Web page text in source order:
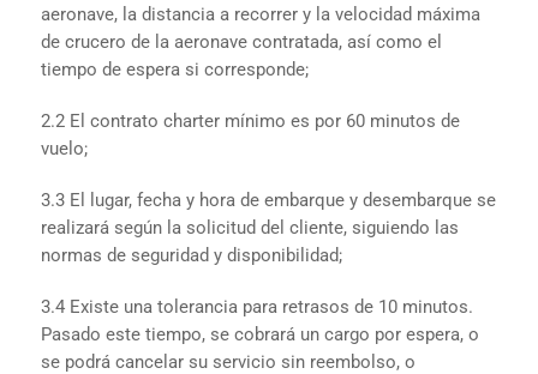
aeronave, la distancia a recorrer y la velocidad máxima
de crucero de la aeronave contratada, así como el
tiempo de espera si corresponde;
2.2 El contrato charter mínimo es por 60 minutos de
vuelo;
3.3 El lugar, fecha y hora de embarque y desembarque se
realizará según la solicitud del cliente, siguiendo las
normas de seguridad y disponibilidad;
3.4 Existe una tolerancia para retrasos de 10 minutos.
Pasado este tiempo, se cobrará un cargo por espera, o
se podrá cancelar su servicio sin reembolso, o